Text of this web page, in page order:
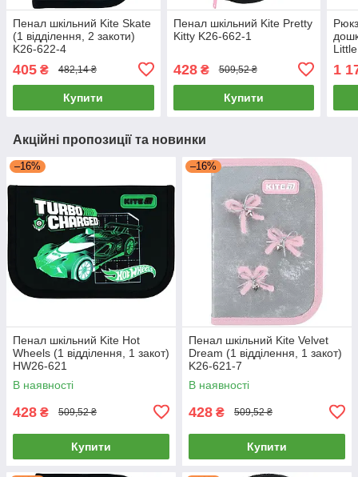
Пенал шкільний Kite Skate
(1 відділення, 2 закоти)
K26-622-4
405 ₴ 482,14 ₴
Купити
Пенал шкільний Kite Pretty
Kitty K26-662-1
428₴ 509,52 ₴
Купити
1
Акційні пропозиції та новинки
–16%
Пенал шкільний Kite Hot
Wheels (1 відділення, 1 закот)
HW26-621
В наявності
428 ₴ 509,52 ₴
Купити
–16%
Пенал шкільний Kite Velvet
Dream (1 відділення, 1 закот)
K26-621-7
В наявності
428 ₴ 509,52 ₴
Купити